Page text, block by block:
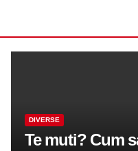
DIVERSE
Te muti? Cum